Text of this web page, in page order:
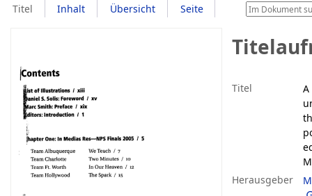
Titel Inhalt Übersicht Seite
Titel
Herausgeber